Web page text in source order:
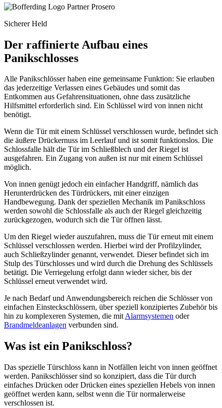
Sicherer Held
Der raffinierte Aufbau eines
Panikschlosses
Alle Panikschlösser haben eine gemeinsame Funktion: Sie erlauben
das jederzeitige Verlassen eines Gebäudes und somit das
Entkommen aus Gefahrensituationen, ohne dass zusätzliche
Hilfsmittel erforderlich sind. Ein Schlüssel wird von innen nicht
benötigt.
Wenn die Tür mit einem Schlüssel verschlossen wurde, befindet sich
die äußere Drückernuss im Leerlauf und ist somit funktionslos. Die
Schlossfalle hält die Tür im Schließblech und der Riegel ist
ausgefahren. Ein Zugang von außen ist nur mit einem Schlüssel
möglich.
Von innen genügt jedoch ein einfacher Handgriff, nämlich das
Herunterdrücken des Türdrückers, mit einer einzigen
Handbewegung. Dank der speziellen Mechanik im Panikschloss
werden sowohl die Schlossfalle als auch der Riegel gleichzeitig
zurückgezogen, wodurch sich die Tür öffnen lässt.
Um den Riegel wieder auszufahren, muss die Tür erneut mit einem
Schlüssel verschlossen werden. Hierbei wird der Profilzylinder,
auch Schließzylinder genannt, verwendet. Dieser befindet sich im
Stulp des Türschlosses und wird durch die Drehung des Schlüssels
betätigt. Die Verriegelung erfolgt dann wieder sicher, bis der
Schlüssel erneut verwendet wird.
Je nach Bedarf und Anwendungsbereich reichen die Schlösser von
einfachen Einsteckschlössern, über speziell konzipiertes Zubehör bis
hin zu komplexeren Systemen, die mitAlarmsystemen oder
Brandmeldeanlagen verbunden sind.
Was ist ein Panikschloss?
Das spezielle Türschloss kann in Notfällen leicht von innen geöffnet
werden. Panikschlösser sind so konzipiert, dass die Tür durch
einfaches Drücken oder Drücken eines speziellen Hebels von innen
geöffnet werden kann, selbst wenn die Tür normalerweise
verschlossen ist.